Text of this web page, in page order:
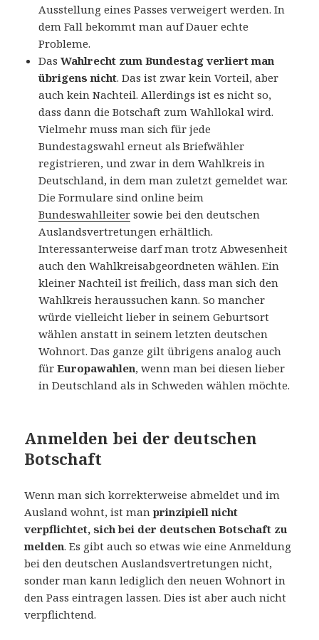
Ausstellung eines Passes verweigert werden. In
dem Fall bekommt man auf Dauer echte
Probleme.
DasWahlrecht zum Bundestag verliert man
übrigens nicht. Das ist zwar kein Vorteil, aber
auch kein Nachteil. Allerdings ist es nicht so,
dass dann die Botschaft zum Wahllokal wird.
Vielmehr muss man sich für jede
Bundestagswahl erneut als Briefwähler
registrieren, und zwar in dem Wahlkreis in
Deutschland, in dem man zuletzt gemeldet war.
Die Formulare sind online beim
Bundeswahlleiter sowie bei den deutschen
Auslandsvertretungen erhältlich.
Interessanterweise darf man trotz Abwesenheit
auch den Wahlkreisabgeordneten wählen. Ein
kleiner Nachteil ist freilich, dass man sich den
Wahlkreis heraussuchen kann. So mancher
würde vielleicht lieber in seinem Geburtsort
wählen anstatt in seinem letzten deutschen
Wohnort. Das ganze gilt übrigens analog auch
fürEuropawahlen, wenn man bei diesen lieber
in Deutschland als in Schweden wählen möchte.
Anmelden bei der deutschen
Botschaft
Wenn man sich korrekterweise abmeldet und im
Ausland wohnt, ist manprinzipiell nicht
verpflichtet, sich bei der deutschen Botschaft zu
melden. Es gibt auch so etwas wie eine Anmeldung
bei den deutschen Auslandsvertretungen nicht,
sonder man kann lediglich den neuen Wohnort in
den Pass eintragen lassen. Dies ist aber auch nicht
verpflichtend.